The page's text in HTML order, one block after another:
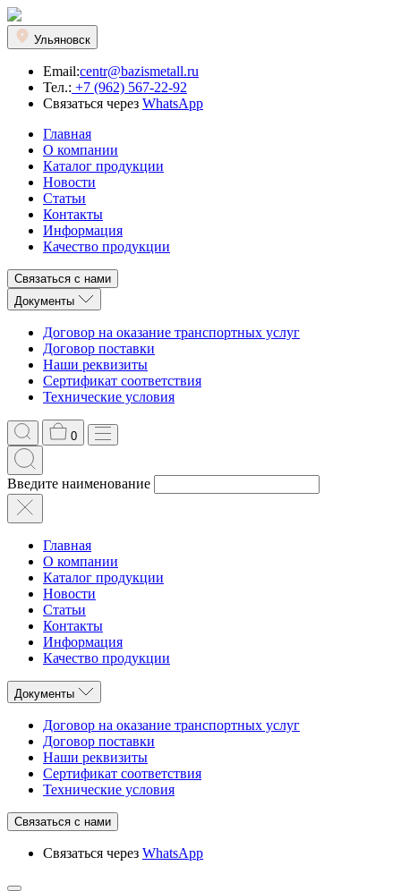
Ульяновск
Email:centr@bazismetall.ru
Тел.: +7 (962) 567-22-92
Связаться через WhatsApp
Главная
О компании
Каталог продукции
Новости
Статьи
Контакты
Информация
Качество продукции
Связаться с нами
Документы
Договор на оказание транспортных услуг
Договор поставки
Наши реквизиты
Сертификат соответствия
Технические условия
0
Введите наименование
Главная
О компании
Каталог продукции
Новости
Статьи
Контакты
Информация
Качество продукции
Документы
Договор на оказание транспортных услуг
Договор поставки
Наши реквизиты
Сертификат соответствия
Технические условия
Связаться с нами
Связаться через WhatsApp